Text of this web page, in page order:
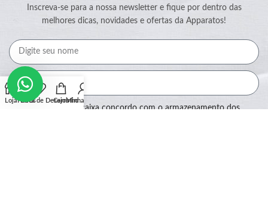
Inscreva-se para a nossa newsletter e fique por dentro das
melhores dicas, novidades e ofertas da Apparatos!
Ao marcar essa caixa concordo com o armazenamento dos
LojaFiltros
Lista de Desejos
CarrinhoMinha conta